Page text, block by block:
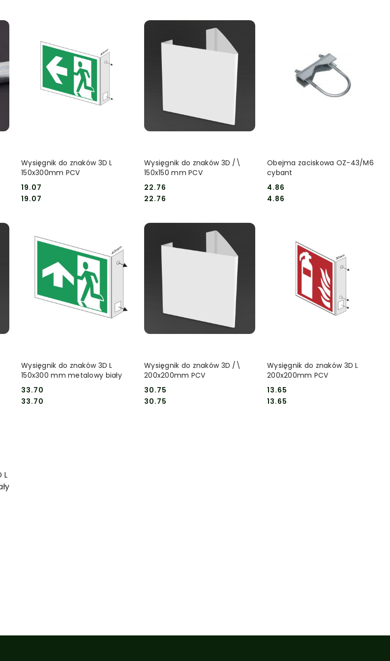
Wysięgnik do znaków 3D L
150x300mm PCV
Cena:
19.07
Cena:
19.07
DO KOSZYKA
Wysięgnik do znaków 3D /\
150x150 mm PCV
Cena:
22.76
Cena:
22.76
DO KOSZYKA
Obejma zaciskowa OZ-43/M6
cybant
Cena:
4.86
Cena:
4.86
DO KOSZYKA
Wysięgnik do znaków 3D L
150x300 mm metalowy biały
Cena:
33.70
Cena:
33.70
DO KOSZYKA
Wysięgnik do znaków 3D /\
200x200mm PCV
Cena:
30.75
Cena:
30.75
DO KOSZYKA
Wysięgnik do znaków 3D L
200x200mm PCV
Cena:
13.65
Cena:
13.65
DO KOSZYKA